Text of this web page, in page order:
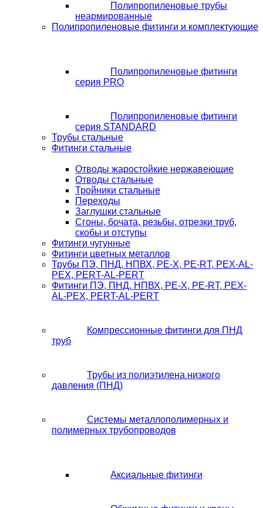
Полипропиленовые трубы
неармированные
Полипропиленовые фитинги и комплектующие
Полипропиленовые фитинги
серия PRO
Полипропиленовые фитинги
серия STANDARD
Трубы стальные
Фитинги стальные
Отводы жаростойкие нержавеющие
Отводы стальные
Тройники стальные
Переходы
Заглушки стальные
Сгоны, бочата, резьбы, отрезки труб,
скобы и отступы
Фитинги чугунные
Фитинги цветных металлов
Трубы ПЭ, ПНД, НПВХ, PE-X, PE-RT, PEX-AL-
PEX, PERT-AL-PERT
Фитинги ПЭ, ПНД, НПВХ, PE-X, PE-RT, PEX-
AL-PEX, PERT-AL-PERT
Компрессионные фитинги для ПНД
труб
Трубы из полиэтилена низкого
давления (ПНД)
Системы металлополимерных и
полимерных трубопроводов
Аксиальные фитинги